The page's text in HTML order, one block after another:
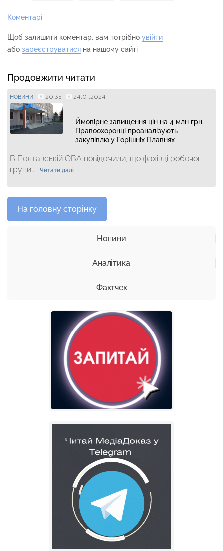
Коментарі
Щоб залишити коментар, вам потрібно увійти
або зареєструватися на нашому сайті
Продовжити читати
НОВИНИ 20:35 24.01.2024
Ймовірне завищення цін на 4 млн грн.
Правоохоронці проаналізують
закупівлю у Горішніх Плавнях
В Полтавській ОВА повідомили, що фахівці робочої
групи...
Читати далі
На головну сторінку
Новини
Аналітика
Фактчек